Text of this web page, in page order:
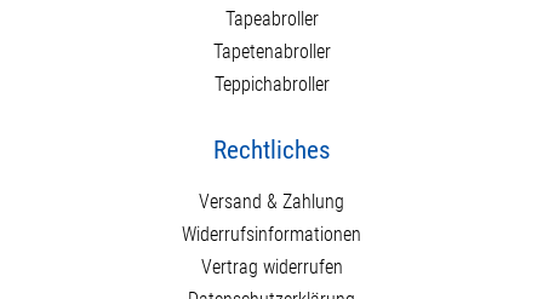
Tapeabroller
Tapetenabroller
Teppichabroller
Rechtliches
Versand & Zahlung
Widerrufsinformationen
Vertrag widerrufen